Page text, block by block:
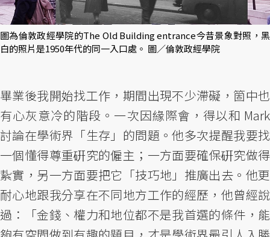
圖為倫敦政經學院的The Old Building entrance今昔景象對照，黑
白的照片是1950年代的同一入口處。 圖／倫敦政經學院
畢業後我開始找工作，期間出現不少滯礙，箇中也
有心灰意冷的階段。一次因緣際會，得以和 Mark
討論在學術界「生存」的問題。他多次提醒我要找
一個懂得尊重硏究的僱主；一方面要確保硏究做得
紥實，另一方面要把它「技巧地」推廣出去。他更
耐心地跟我分享在不同地方工作的經歷，他曾經說
過：「金錢、權力和地位都不是我首選的條件，能